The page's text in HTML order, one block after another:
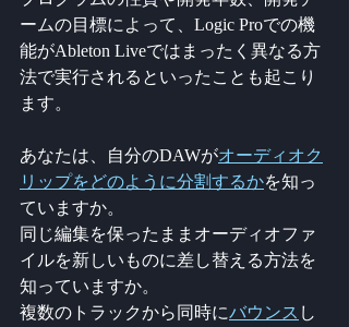
ームの目標によって、Logic Proでの機
能がAbleton Liveではまったく異なる方
法で実行されるといったことも起こり
ます。
あなたは、自分のDAWがオーディオク
リップをどのように分割するかを知っ
ていますか。
同じ編集を保ったままオーディオファ
イルを新しいものに差し替える方法を
知っていますか。
複数のトラックから同時にバウンス し